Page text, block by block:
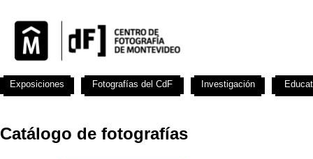
Catálogo de fotografías
Exposiciones Fotografías del CdF Investigación